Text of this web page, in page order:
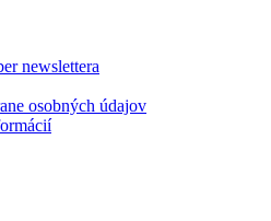
newslettera
osobných údajov